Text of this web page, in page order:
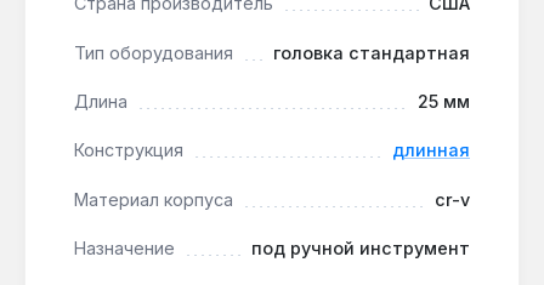
обозначение размера 4 мм на корпусе
других без измерения — экономит время при
частой смене оснастки.
хвостовик 1/4" подходит для стандартных
универсальность для профессионального и
бытового использования.
Тип оборудования головка стандартная
Длина 25 мм
Конструкция длинная
Материал корпуса cr-v
Назначение под ручной инструмент